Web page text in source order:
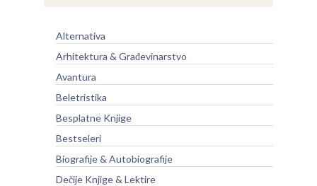
Alternativa
Arhitektura & Građevinarstvo
Avantura
Beletristika
Besplatne Knjige
Bestseleri
Biografije & Autobiografije
Dečije Knjige & Lektire